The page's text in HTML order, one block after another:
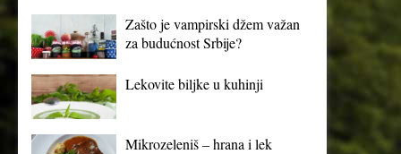
Zašto je vampirski džem važan
za budućnost Srbije?
Lekovite biljke u kuhinji
Mikrozeleniš – hrana i lek